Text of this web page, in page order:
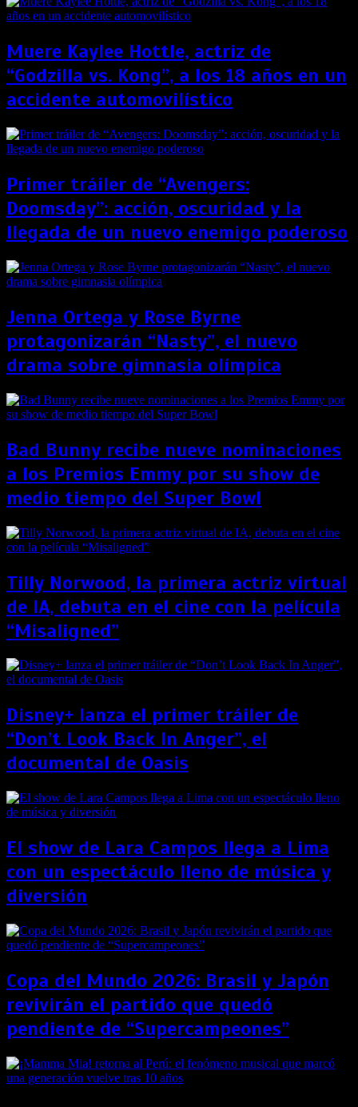
Muere Kaylee Hottle, actriz de
“Godzilla vs. Kong”, a los 18 años en un
accidente automovilístico
Primer tráiler de “Avengers:
Doomsday”: acción, oscuridad y la
llegada de un nuevo enemigo poderoso
Jenna Ortega y Rose Byrne
protagonizarán “Nasty”, el nuevo
drama sobre gimnasia olímpica
Bad Bunny recibe nueve nominaciones
a los Premios Emmy por su show de
medio tiempo del Super Bowl
Tilly Norwood, la primera actriz virtual
de IA, debuta en el cine con la película
“Misaligned”
Disney+ lanza el primer tráiler de
“Don’t Look Back In Anger”, el
documental de Oasis
El show de Lara Campos llega a Lima
con un espectáculo lleno de música y
diversión
Copa del Mundo 2026: Brasil y Japón
revivirán el partido que quedó
pendiente de “Supercampeones”